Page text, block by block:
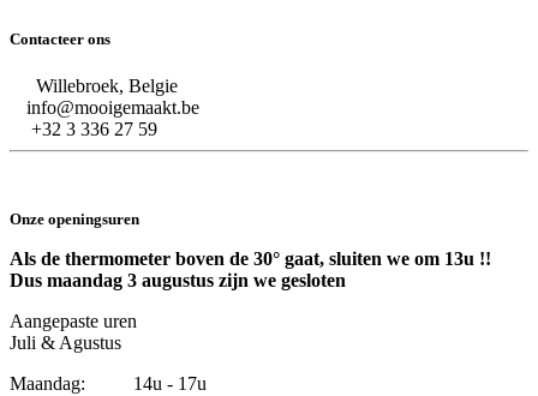
Contacteer ons
Willebroek, Belgie
info@mooigemaakt.be
+32 3 336 27 59
Onze openingsuren
Als de thermometer boven de 30° gaat, sluiten we om 13u !!
Dus maandag 3 augustus zijn we gesloten
Aangepaste uren
Juli & Agustus
Maandag: 14u - 17u